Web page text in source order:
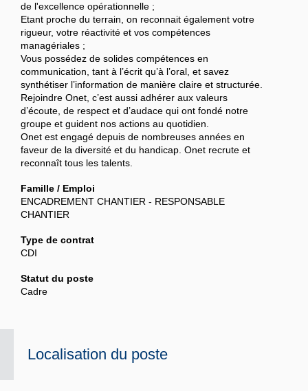
de l'excellence opérationnelle ;
Etant proche du terrain, on reconnait également votre
rigueur, votre réactivité et vos compétences
managériales ;
Vous possédez de solides compétences en
communication, tant à l’écrit qu’à l’oral, et savez
synthétiser l’information de manière claire et structurée.
Rejoindre Onet, c’est aussi adhérer aux valeurs
d’écoute, de respect et d’audace qui ont fondé notre
groupe et guident nos actions au quotidien.
Onet est engagé depuis de nombreuses années en
faveur de la diversité et du handicap. Onet recrute et
reconnaît tous les talents.
Famille / Emploi
ENCADREMENT CHANTIER - RESPONSABLE
CHANTIER
Type de contrat
CDI
Statut du poste
Cadre
Localisation du poste